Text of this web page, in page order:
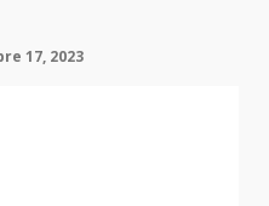
17, 2023